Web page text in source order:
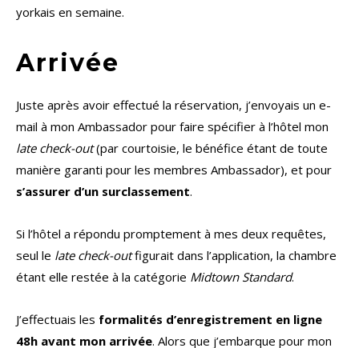
yorkais en semaine.
Arrivée
Juste après avoir effectué la réservation, j’envoyais un e-
mail à mon Ambassador pour faire spécifier à l’hôtel mon
late check-out(par courtoisie, le bénéfice étant de toute
manière garanti pour les membres Ambassador), et pour
s’assurer d’un surclassement.
Si l’hôtel a répondu promptement à mes deux requêtes,
seul le late check-outfigurait dans l’application, la chambre
étant elle restée à la catégorie Midtown Standard.
J’effectuais les formalités d’enregistrement en ligne
48h avant mon arrivée. Alors que j’embarque pour mon